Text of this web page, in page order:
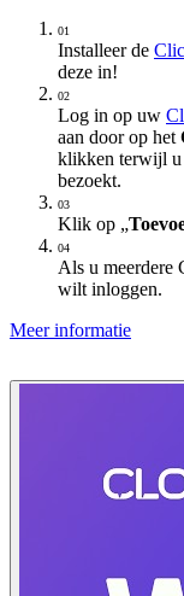
01
Installeer de
deze in!
02
Log in op uw
aan door op het
klikken terwijl u
bezoekt.
03
Klik op „
04
Als u meerdere
wilt inloggen.
Meer informatie